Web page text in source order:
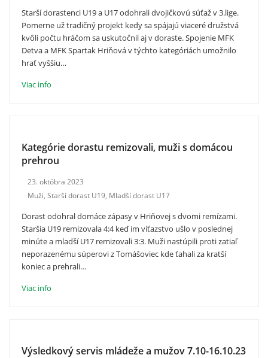
Starší dorastenci U19 a U17 odohrali dvojičkovú súťaž v 3.lige.
Pomerne už tradičný projekt kedy sa spájajú viaceré družstvá
kvôli počtu hráčom sa uskutočnil aj v doraste. Spojenie MFK
Detva a MFK Spartak Hriňová v týchto kategóriách umožnilo
hrať vyššiu…
Viac info
Kategórie dorastu remizovali, muži s domácou
prehrou
23. októbra 2023
Muži, Starší dorast U19, Mladší dorast U17
Dorast odohral domáce zápasy v Hriňovej s dvomi remízami.
Staršia U19 remizovala 4:4 keď im víťazstvo ušlo v poslednej
minúte a mladší U17 remizovali 3:3. Muži nastúpili proti zatiaľ
neporazenému súperovi z Tomášoviec kde ťahali za kratší
koniec a prehrali…
Viac info
Výsledkový servis mládeže a mužov 7.10-16.10.23